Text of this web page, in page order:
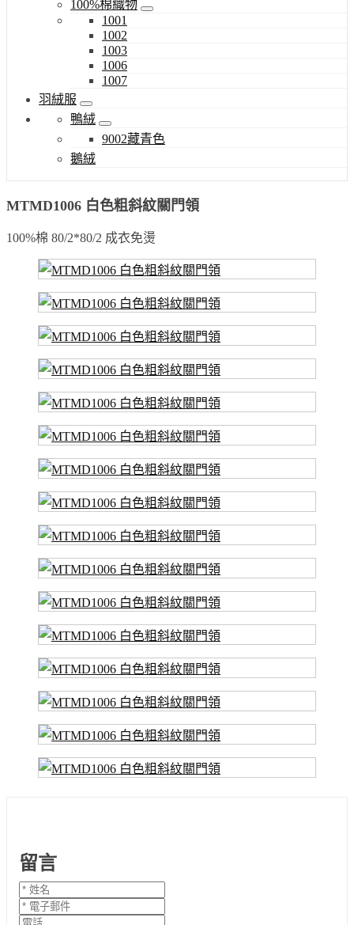
100%棉織物
1001
1002
1003
1006
1007
羽絨服
鴨絨
9002藏青色
鵝絨
MTMD1006 白色粗斜紋關門領
100%棉 80/2*80/2 成衣免燙
留言